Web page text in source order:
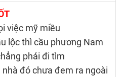
việc mỹ miều
lộc thì cầu phương Nam
phải đi tìm
nhà đó chưa đem ra ngoài